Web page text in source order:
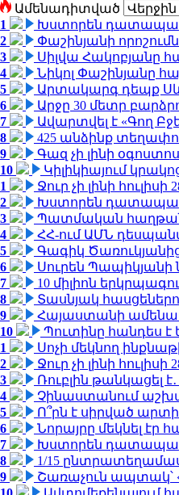
Ամենադիտված
1
Խստորեն
2
Փաշինյանի
3
Սիլվա Հակոբյանը
4
Նիկոլ Փաշինյանը
5
Արտակարգ դեպք
6
Արջը 30 մետր
7
Ավարտվել է «Գող
8
425 անձինք
9
Գազ չի լինի
10
Կիլիկիայում
1
Ջուր չի լինի հուլիսի
2
Խստորեն
3
Պատմական
4
ՀՀ-ում ԱՄՆ
5
Գագիկ Ծառուկյանից
6
Սուրեն Պապիկյանի
7
10 միլիոն
8
Տասնյակ
9
Հայաստանի
10
Պուտինը հանդես է
1
Սոչի մեկնող
2
Ջուր չի լինի հուլիսի
3
Ռուբլին թանկացել
4
Չինաստանում
5
Ո՞րն է սիրված
6
Նորայրը մեկնել էր
7
Խստորեն
8
1/15
9
Շառաչուն ապտակ՝